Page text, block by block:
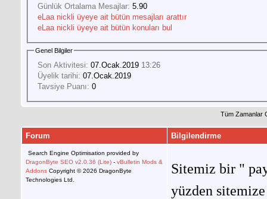
Günlük Ortalama Mesajlar: 5.90
eLaa nickli üyeye ait bütün mesajları arattır
eLaa nickli üyeye ait bütün konuları bul
Genel Bilgiler
Son Aktivitesi: 07.Ocak.2019 13:26
Üyelik tarihi: 07.Ocak.2019
Tavsiye Puanı: 0
Tüm Zamanlar
Forum Bilgilendirme
Search Engine Optimisation provided by
DragonByte SEO v2.0.36 (Lite) - vBulletin Mods &
Addons Copyright © 2026 DragonByte
Technologies Ltd.
Sitemiz bir "
yüzden